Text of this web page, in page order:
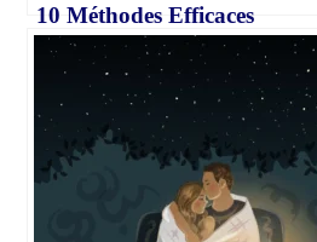
10 Méthodes Efficaces